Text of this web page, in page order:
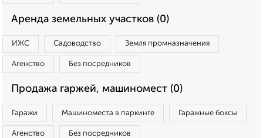
Аренда земельных участков (0)
ИЖС Садоводство Земля промназначения
Агенство Без посредников
Продажа гаржей, машиномест (0)
Гаражи Машиноместа в паркинге Гаражные боксы
Агенство Без посредников